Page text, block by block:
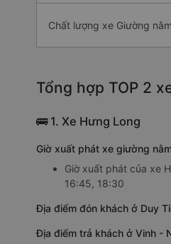
Chất lượng xe Giường
Tổng hợp TOP 2
🚌 1. Xe Hưng Long
Giờ xuất phát xe giường
Giờ xuất phát của xe
16:45, 18:30
Địa điểm đón khách ở Duy
Địa điểm trả khách ở Vinh -